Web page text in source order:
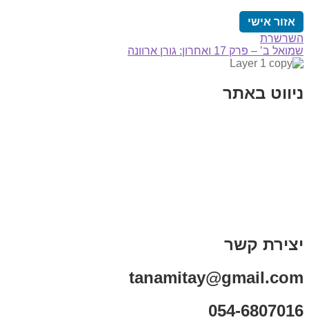
אזור אישי
ניווט
הפוסט
הקודם:
השרשרת
הפוסט
הבא:
שמואל ב’ – פרק 17 ואחרון: גורן ארוונה
ניווט באתר
יצירת קשר
tanamitay@gmail.com
054-6807016